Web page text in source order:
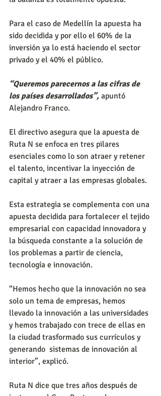
Para el caso de Medellín la apuesta ha
sido decidida y por ello el 60% de la
inversión ya lo está haciendo el sector
privado y el 40% el público.
“Queremos parecernos a las cifras de
los países desarrollados”, apuntó
Alejandro Franco.
El directivo asegura que la apuesta de
Ruta N se enfoca en tres pilares
esenciales como lo son atraer y retener
el talento, incentivar la inyección de
capital y atraer a las empresas globales.
Esta estrategia se complementa con una
apuesta decidida para fortalecer el tejido
empresarial con capacidad innovadora y
la búsqueda constante a la solución de
los problemas a partir de ciencia,
tecnología e innovación.
“Hemos hecho que la innovación no sea
solo un tema de empresas, hemos
llevado la innovación a las universidades
y hemos trabajado con trece de ellas en
la ciudad trasformado sus currículos y
generando  sistemas de innovación al
interior”, explicó.
Ruta N dice que tres años después de